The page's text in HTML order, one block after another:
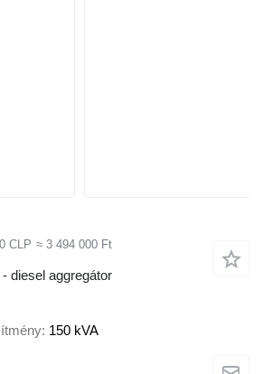
CLP ≈ 3 494 000 Ft
diesel aggregátor
150 kVA